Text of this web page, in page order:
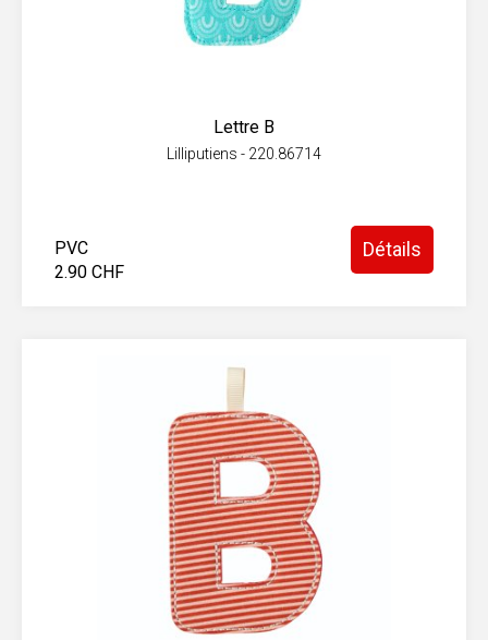
Lettre B
Lilliputiens - 220.86714
PVC
2.90 CHF
Détails